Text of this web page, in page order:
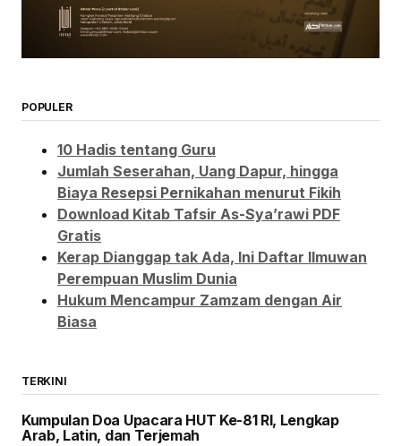
POPULER
10 Hadis tentang Guru
Jumlah Seserahan, Uang Dapur, hingga
Biaya Resepsi Pernikahan menurut Fikih
Download Kitab Tafsir As-Sya’rawi PDF
Gratis
Kerap Dianggap tak Ada, Ini Daftar Ilmuwan
Perempuan Muslim Dunia
Hukum Mencampur Zamzam dengan Air
Biasa
TERKINI
Kumpulan Doa Upacara HUT Ke-81 RI, Lengkap
Arab, Latin, dan Terjemah